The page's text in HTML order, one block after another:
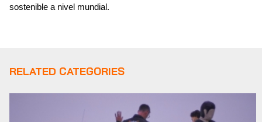
sostenible a nivel mundial.
RELATED CATEGORIES